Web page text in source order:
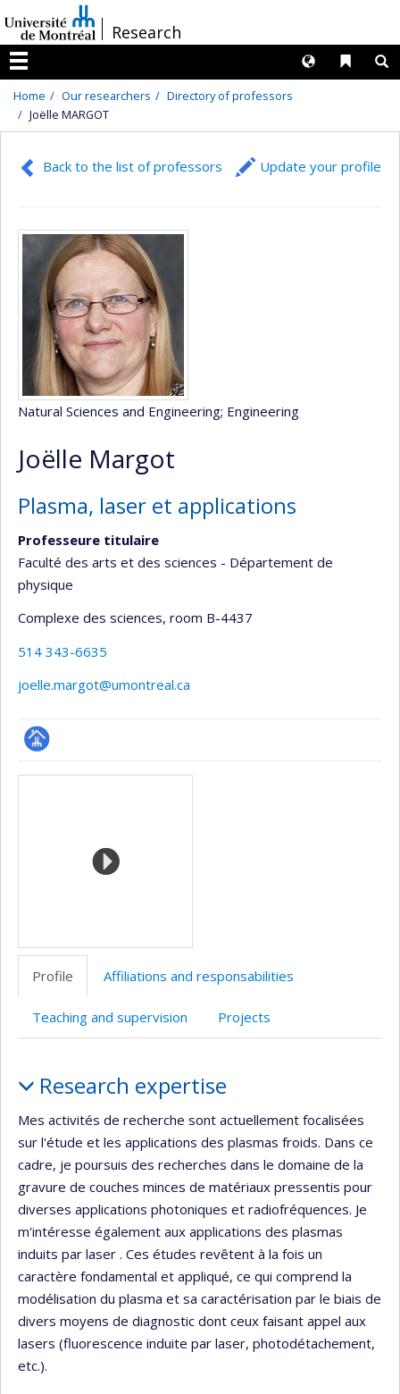
au
contenu
/Research
Menu
Liens
Langues
Home Our researchers
Directory of professors
Joëlle MARGOT
Back to the list of professors Update your profile
Natural Sciences and Engineering; Engineering
Joëlle Margot
Plasma, laser et applications
Professeure titulaire
Faculté des arts et des sciences - Département de
physique
Complexe des sciences, room B-4437
514 343-6635
joelle.margot@umontreal.ca
Page
Media
Profile Affiliations and responsabilities
Teaching and supervision Projects
Research expertise
Mes activités de recherche sont actuellement focalisées
sur l'étude et les applications des plasmas froids. Dans ce
cadre, je poursuis des recherches dans le domaine de la
gravure de couches minces de matériaux pressentis pour
diverses applications photoniques et radiofréquences. Je
m'intéresse également aux applications des plasmas
induits par laser . Ces études revêtent à la fois un
caractère fondamental et appliqué, ce qui comprend la
modélisation du plasma et sa caractérisation par le biais de
divers moyens de diagnostic dont ceux faisant appel aux
lasers (fluorescence induite par laser, photodétachement,
etc.).